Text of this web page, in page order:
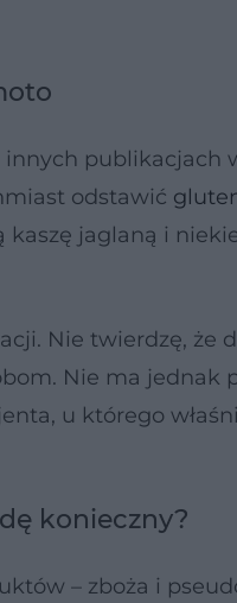
innych publikacjach
odstawić
kaszę jaglaną i
Nie twierdzę, że
Nie ma jednak
u którego
konieczny?
– zboża i